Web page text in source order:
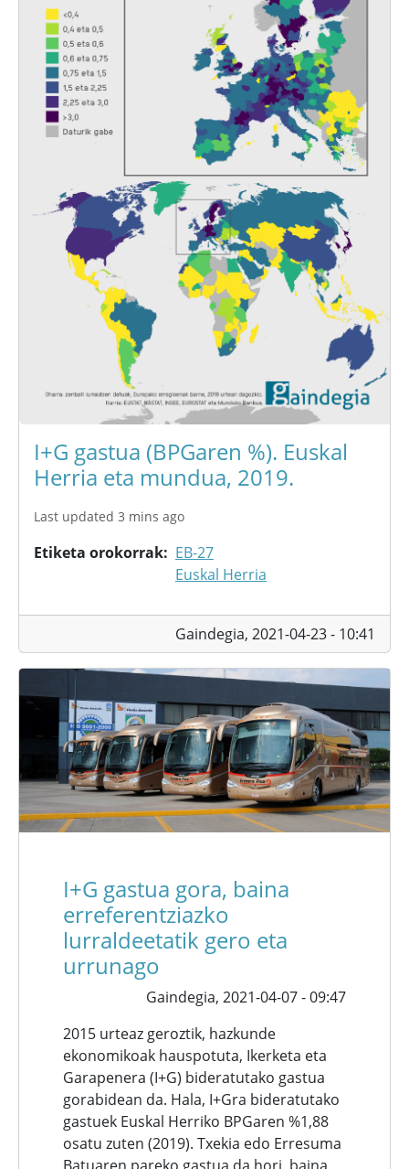
I+G gastua (BPGaren %). Euskal
Herria eta mundua, 2019.
Last updated 3 mins ago
Etiketa orokorrak
EB-27
Euskal Herria
Gaindegia, 2021-04-23 - 10:41
I+G gastua gora, baina
erreferentziazko
lurraldeetatik gero eta
urrunago
Gaindegia, 2021-04-07 - 09:47
2015 urteaz geroztik, hazkunde
ekonomikoak hauspotuta, Ikerketa eta
Garapenera (I+G) bideratutako gastua
gorabidean da. Hala, I+Gra bideratutako
gastuek Euskal Herriko BPGaren %1,88
osatu zuten (2019). Txekia edo Erresuma